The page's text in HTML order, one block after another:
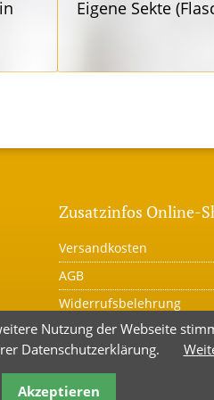
Eigene Sekte
Zusatzinfos Online-
Versandkosten
AGB
Widerrufsbelehrung
Warenkorb
Kauf widerrufen
Nutzung der Webseite
Datenschutzerklärung.
Akzeptieren